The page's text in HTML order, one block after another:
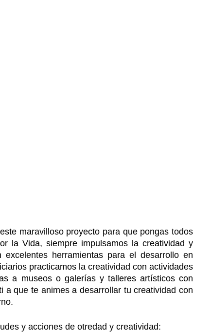
maravilloso proyecto para que pongas todos
la Vida, siempre impulsamos la creatividad y
herramientas para el desarrollo en
practicamos la creatividad con actividades
a museos o galerías y talleres artísticos con
a que te animes a desarrollar tu creatividad con
y acciones de otredad y creatividad: